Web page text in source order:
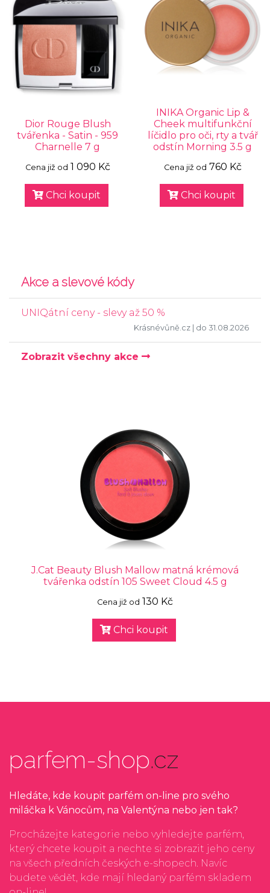
Dior Rouge Blush
tvářenka - Satin - 959
Charnelle 7 g
Cena již od 1 090 Kč
Chci koupit
INIKA Organic Lip &
Cheek multifunkční
líčidlo pro oči, rty a tvář
odstín Morning 3.5 g
Cena již od 760 Kč
Chci koupit
Akce a slevové kódy
UNIQátní ceny - slevy až 50 %
Krásnévůně.cz | do 31.08.2026
Zobrazit všechny akce
J.Cat Beauty Blush Mallow matná krémová
tvářenka odstín 105 Sweet Cloud 4.5 g
Cena již od 130 Kč
Chci koupit
parfem-shop.cz
Hledáte, kde koupit parfém on-line pro svého
miláčka k Vánocům, na Valentýna nebo jen tak?
Procházejte kategorie nebo vyhledejte parfém,
který chcete koupit a nechte si zobrazit jeho ceny
na všech předních českých e-shopech. Navíc
budete vědět, kde mají hledaný parfém skladem